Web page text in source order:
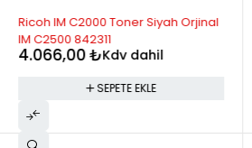
Ricoh IM C2000 Toner Siyah Orjinal
IM C2500 842311
4.066,00₺Kdv dahil
SEPETE EKLE